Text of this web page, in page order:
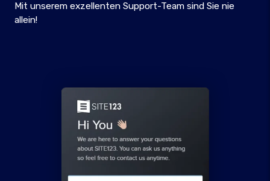
Mit unserem exzellenten Support-Team sind Sie nie
allein!